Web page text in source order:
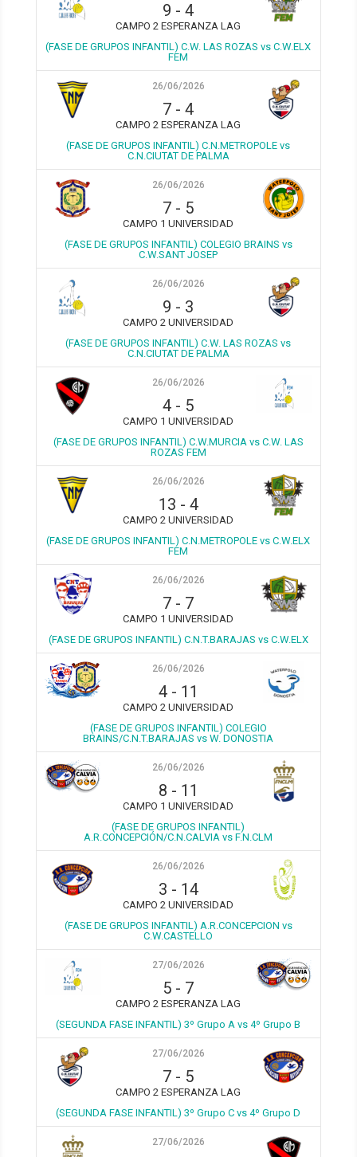
9 -4
CAMPO 2 ESPERANZA LAG
(FASE DE GRUPOS INFANTIL) C.W. LAS ROZAS vs C.W.ELX
FEM
26/06/2026
7 -4
CAMPO 2 ESPERANZA LAG
(FASE DE GRUPOS INFANTIL) C.N.METROPOLE vs
C.N.CIUTAT DE PALMA
26/06/2026
7 - 5
CAMPO 1 UNIVERSIDAD
(FASE DE GRUPOS INFANTIL) COLEGIO BRAINS vs
C.W.SANT JOSEP
26/06/2026
9 - 3
CAMPO 2 UNIVERSIDAD
(FASE DE GRUPOS INFANTIL) C.W. LAS ROZAS vs
C.N.CIUTAT DE PALMA
26/06/2026
4 - 5
CAMPO 1 UNIVERSIDAD
(FASE DE GRUPOS INFANTIL) C.W.MURCIA vs C.W. LAS
ROZAS FEM
26/06/2026
13 - 4
CAMPO 2 UNIVERSIDAD
(FASE DE GRUPOS INFANTIL) C.N.METROPOLE vs C.W.ELX
FEM
26/06/2026
7 - 7
CAMPO 1 UNIVERSIDAD
(FASE DE GRUPOS INFANTIL) C.N.T.BARAJAS vs C.W.ELX
26/06/2026
4- 11
CAMPO 2 UNIVERSIDAD
(FASE DE GRUPOS INFANTIL) COLEGIO
BRAINS/C.N.T.BARAJAS vs W. DONOSTIA
26/06/2026
8 - 11
CAMPO 1 UNIVERSIDAD
(FASE DE GRUPOS INFANTIL)
A.R.CONCEPCIÓN/C.N.CALVIA vs F.N.CLM
26/06/2026
3 - 14
CAMPO 2 UNIVERSIDAD
(FASE DE GRUPOS INFANTIL) A.R.CONCEPCION vs
C.W.CASTELLO
27/06/2026
5 - 7
CAMPO 2 ESPERANZA LAG
(SEGUNDA FASE INFANTIL) 3º Grupo A vs 4º Grupo B
27/06/2026
7 - 5
CAMPO 2 ESPERANZA LAG
(SEGUNDA FASE INFANTIL) 3º Grupo C vs 4º Grupo D
27/06/2026